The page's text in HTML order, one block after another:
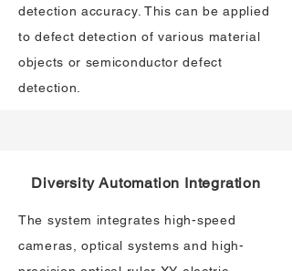
detection accuracy. This can be applied
to defect detection of various material
objects or semiconductor defect
detection.
Diversity Automation Integration
The system integrates high-speed
cameras, optical systems and high-